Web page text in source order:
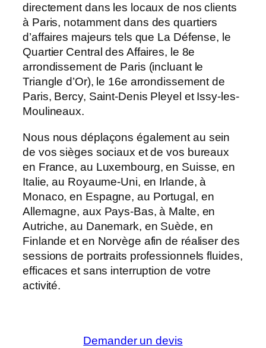
directement dans les locaux de nos clients
à Paris, notamment dans des quartiers
d’affaires majeurs tels que La Défense, le
Quartier Central des Affaires, le 8e
arrondissement de Paris (incluant le
Triangle d’Or), le 16e arrondissement de
Paris, Bercy, Saint-Denis Pleyel et Issy-les-
Moulineaux.
Nous nous déplaçons également au sein
de vos sièges sociaux et de vos bureaux
en France, au Luxembourg, en Suisse, en
Italie, au Royaume-Uni, en Irlande, à
Monaco, en Espagne, au Portugal, en
Allemagne, aux Pays-Bas, à Malte, en
Autriche, au Danemark, en Suède, en
Finlande et en Norvège afin de réaliser des
sessions de portraits professionnels fluides,
efficaces et sans interruption de votre
activité.
Demander un devis